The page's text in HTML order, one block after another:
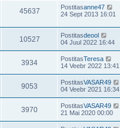
45637 Postitasanne47
24 Sept 2013 16:01
10527 Postitasdeool
04 Juul 2022 16:44
3934 PostitasTeresa
14 Veebr 2022 13:41
9053 PostitasVASAR49
04 Veebr 2021 16:34
3970 PostitasVASAR49
21 Mai 2020 00:00